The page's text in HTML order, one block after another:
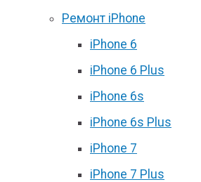
Ремонт iPhone
iPhone 6
iPhone 6 Plus
iPhone 6s
iPhone 6s Plus
iPhone 7
iPhone 7 Plus